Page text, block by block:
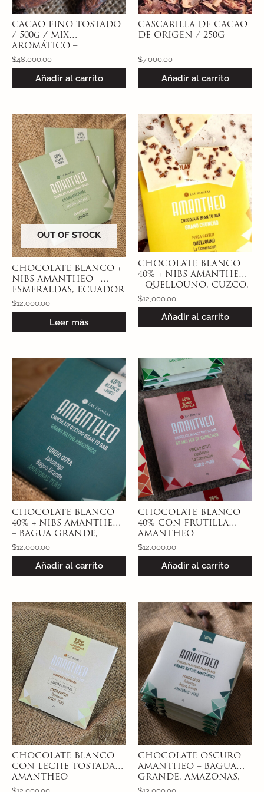
CACAO FINO TOSTADO
/ 500g / MIX
AROMÁTICO –
TOCACHE, SAN
MARTIN, PERÚ
$48,000.00
Añadir al carrito
CASCARILLA DE CACAO
DE ORIGEN / 250G
$7,000.00
Añadir al carrito
OUT OF STOCK
CHOCOLATE BLANCO +
NIBS AMANTHEO –
ESMERALDAS, ECUADOR
40% – CACAO
NACIONAL
$12,000.00
Leer más
CHOCOLATE BLANCO
40% + NIBS AMANTHEO
– QUELLOUNO, CUZCO,
PERÚ – CACAO
CHUNCHO
$12,000.00
Añadir al carrito
CHOCOLATE BLANCO
40% + NIBS AMANTHEO
– BAGUA GRANDE,
AMAZONAS, PERÚ –
CACAO NATIVO
AMAZÓNICO
$12,000.00
Añadir al carrito
CHOCOLATE BLANCO
40% CON FRUTILLA
AMANTHEO
QUELLOUNO, CUZCO,
PERÚ 40% – CACAO
CHUNCHO
$12,000.00
Añadir al carrito
CHOCOLATE BLANCO
CON LECHE TOSTADA
AMANTHEO –
QUELLOUNO, CUZCO,
CHOCOLATE OSCURO
AMANTHEO – BAGUA
GRANDE, AMAZONAS,
PERÚ 100%- CACAO